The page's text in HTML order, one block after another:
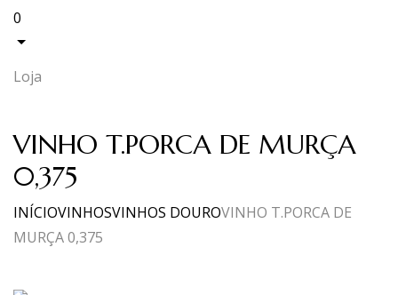
0
Loja
VINHO T.PORCA DE MURÇA
0,375
INÍCIOVINHOSVINHOS DOUROVINHO T.PORCA DE
MURÇA 0,375